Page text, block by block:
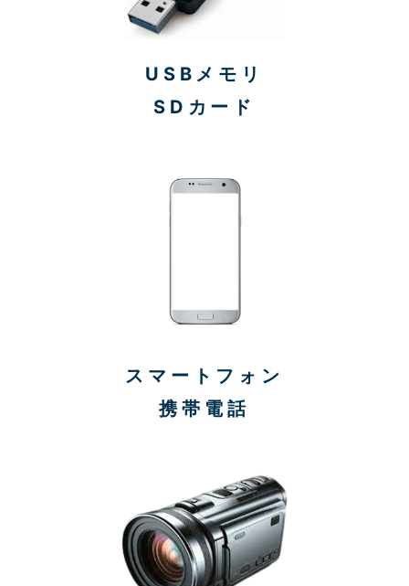
USBメモリ
SDカード
スマートフォン
携帯電話